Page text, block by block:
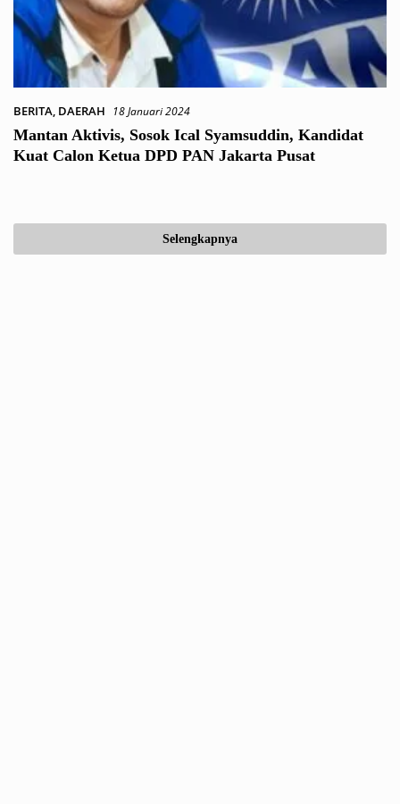
BERITA, DAERAH 18 Januari 2024
Mantan Aktivis, Sosok Ical Syamsuddin, Kandidat
Kuat Calon Ketua DPD PAN Jakarta Pusat
Selengkapnya